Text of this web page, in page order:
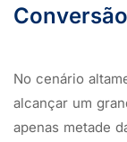
No cenário
alcançar um
apenas metade